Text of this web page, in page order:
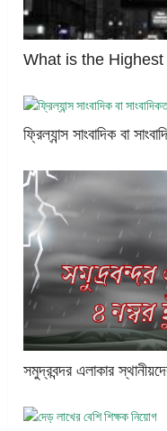
What is the
ফ্রিল্যান্স সাংবাদিক বা
সমুদ্রবন্দর এলাকার